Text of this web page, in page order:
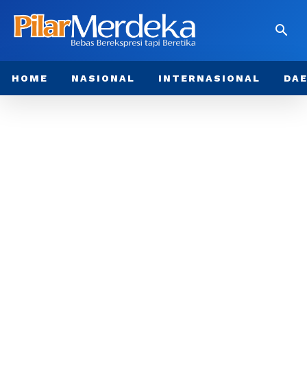
HOME NASIONAL INTERNASIONAL